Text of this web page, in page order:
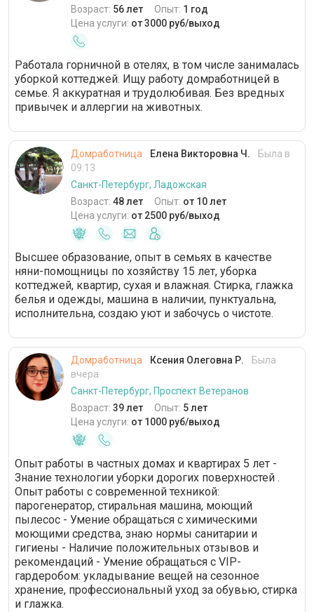
Возраст: 56 лет Опыт: 1 год
Цена услуги: от 3000 руб/выход
Работала горничной в отелях, в том числе занималась
уборкой коттеджей. Ищу работу домработницей в
семье. Я аккуратная и трудолюбивая. Без вредных
привычек и аллергии на животных.
Домработница Елена Викторовна Ч.
Была в
09:13
Санкт-Петербург, Ладожская
Возраст: 48 лет Опыт: от 10 лет
Цена услуги: от 2500 руб/выход
Высшее образование, опыт в семьях в качестве
няни-помощницы по хозяйству 15 лет, уборка
коттеджей, квартир, сухая и влажная. Стирка, глажка
белья и одежды, машина в наличии, пунктуальна,
исполнительна, создаю уют и забочусь о чистоте.
Домработница Ксения Олеговна Р.
Была
вчера
Санкт-Петербург, Проспект Ветеранов
Возраст: 39 лет Опыт: 5 лет
Цена услуги: от 1000 руб/выход
Опыт работы в частных домах и квартирах 5 лет -
Знание технологии уборки дорогих поверхностей .
Опыт работы с современной техникой:
парогенератор, стиральная машина, моющий
пылесос - Умение обращаться с химическими
моющими средства, знаю нормы санитарии и
гигиены - Наличие положительных отзывов и
рекомендаций - Умение обращаться с VIP-
гардеробом: укладывание вещей на сезонное
хранение, профессиональный уход за обувью, стирка
и глажка.